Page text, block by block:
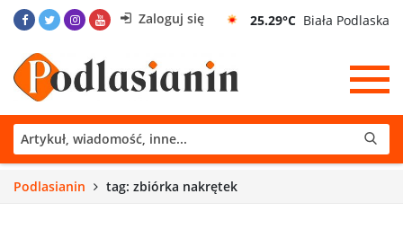
Zaloguj się 25.29°C Biała Podlaska
Podlasianin tag: zbiórka nakrętek